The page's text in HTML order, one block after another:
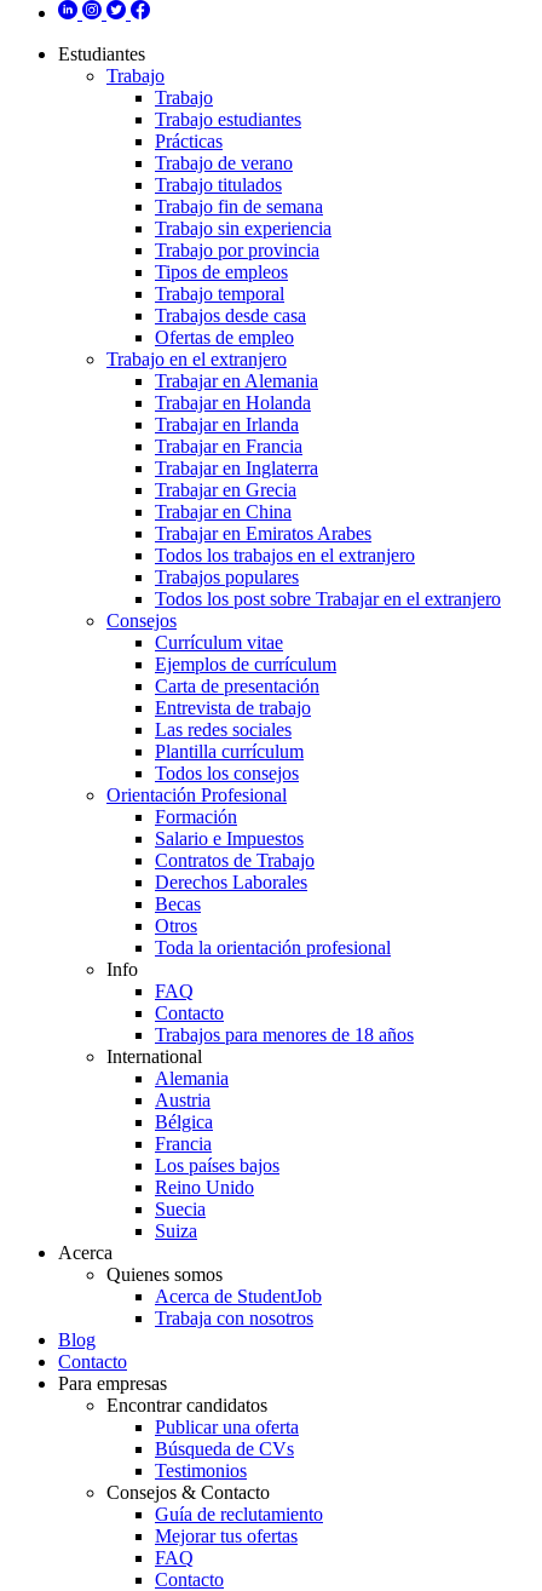
Estudiantes
Trabajo
Trabajo
Trabajo estudiantes
Prácticas
Trabajo de verano
Trabajo titulados
Trabajo fin de semana
Trabajo sin experiencia
Trabajo por provincia
Tipos de empleos
Trabajo temporal
Trabajos desde casa
Ofertas de empleo
Trabajo en el extranjero
Trabajar en Alemania
Trabajar en Holanda
Trabajar en Irlanda
Trabajar en Francia
Trabajar en Inglaterra
Trabajar en Grecia
Trabajar en China
Trabajar en Emiratos Arabes
Todos los trabajos en el extranjero
Trabajos populares
Todos los post sobre Trabajar en el extranjero
Consejos
Currículum vitae
Ejemplos de currículum
Carta de presentación
Entrevista de trabajo
Las redes sociales
Plantilla currículum
Todos los consejos
Orientación Profesional
Formación
Salario e Impuestos
Contratos de Trabajo
Derechos Laborales
Becas
Otros
Toda la orientación profesional
Info
FAQ
Contacto
Trabajos para menores de 18 años
International
Alemania
Austria
Bélgica
Francia
Los países bajos
Reino Unido
Suecia
Suiza
Acerca
Quienes somos
Acerca de StudentJob
Trabaja con nosotros
Blog
Contacto
Para empresas
Encontrar candidatos
Publicar una oferta
Búsqueda de CVs
Testimonios
Consejos & Contacto
Guía de reclutamiento
Mejorar tus ofertas
FAQ
Contacto